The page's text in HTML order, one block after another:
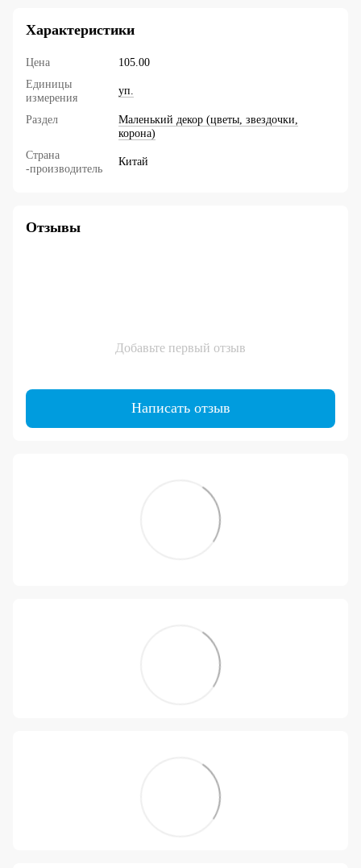
Характеристики
Цена
105.00
Единицы
измерения
уп.
Раздел
Маленький декор (цветы, звездочки,
корона)
Страна
-производитель
Китай
Отзывы
Добавьте первый отзыв
Написать отзыв